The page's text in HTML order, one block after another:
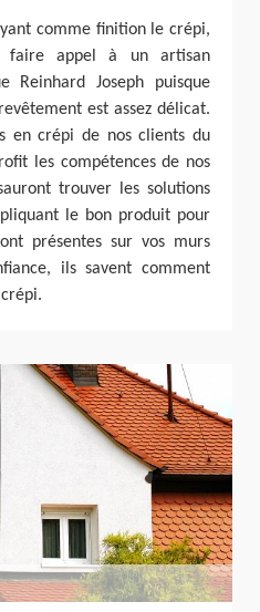
comme finition le crépi,
faire appel à un artisan
Reinhard Joseph puisque
est assez délicat.
en crépi de nos clients du
les compétences de nos
trouver les solutions
le bon produit pour
présentes sur vos murs
ils savent comment